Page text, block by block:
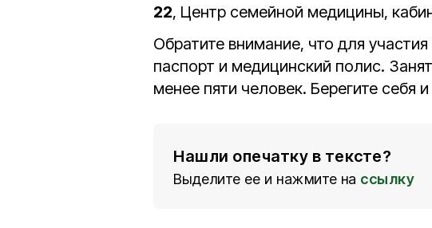
22, Центр семейной медицины,
Обратите внимание, что для
паспорт и медицинский полис.
менее пяти человек. Берегите себя
Нашли опечатку в тексте?
Выделите ее и нажмите на ссылку